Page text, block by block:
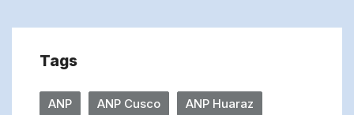
Tags
ANP ANP Cusco ANP Huaraz